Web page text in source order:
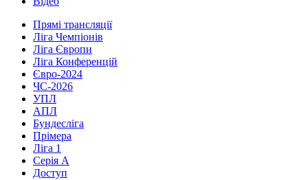
Прямі трансляції
Ліга Чемпіонів
Ліга Європи
Ліга Конференцій
Євро-2024
ЧС-2026
УПЛ
АПЛ
Бундесліга
Прімера
Ліга 1
Серія А
Доступ